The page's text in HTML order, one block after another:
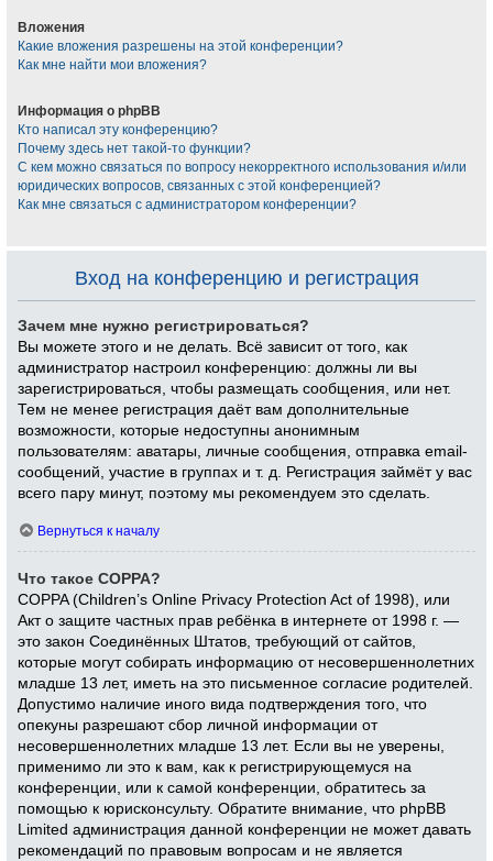
Вложения
Какие вложения разрешены на этой конференции?
Как мне найти мои вложения?
Информация о phpBB
Кто написал эту конференцию?
Почему здесь нет такой-то функции?
С кем можно связаться по вопросу некорректного использования и/или
юридических вопросов, связанных с этой конференцией?
Как мне связаться с администратором конференции?
Вход на конференцию и регистрация
Зачем мне нужно регистрироваться?
Вы можете этого и не делать. Всё зависит от того, как
администратор настроил конференцию: должны ли вы
зарегистрироваться, чтобы размещать сообщения, или нет.
Тем не менее регистрация даёт вам дополнительные
возможности, которые недоступны анонимным
пользователям: аватары, личные сообщения, отправка email-
сообщений, участие в группах и т. д. Регистрация займёт у вас
всего пару минут, поэтому мы рекомендуем это сделать.
Вернуться к началу
Что такое COPPA?
COPPA (Children’s Online Privacy Protection Act of 1998), или
Акт о защите частных прав ребёнка в интернете от 1998 г. —
это закон Соединённых Штатов, требующий от сайтов,
которые могут собирать информацию от несовершеннолетних
младше 13 лет, иметь на это письменное согласие родителей.
Допустимо наличие иного вида подтверждения того, что
опекуны разрешают сбор личной информации от
несовершеннолетних младше 13 лет. Если вы не уверены,
применимо ли это к вам, как к регистрирующемуся на
конференции, или к самой конференции, обратитесь за
помощью к юрисконсульту. Обратите внимание, что phpBB
Limited администрация данной конференции не может давать
рекомендаций по правовым вопросам и не является